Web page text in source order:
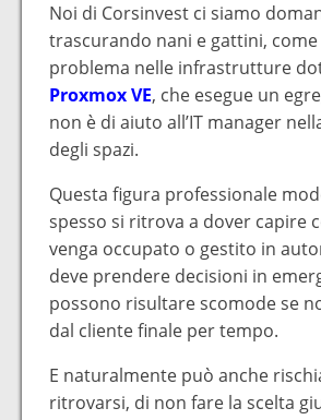
Noi di Corsinvest ci siamo
trascurando nani e gattini,
problema nelle infrastrutture
Proxmox VE, che esegue un
non è di aiuto all’IT manager
degli spazi.
Questa figura professionale
spesso si ritrova a dover capire
venga occupato o gestito in
deve prendere decisioni in
possono risultare scomode se
dal cliente finale per tempo.
E naturalmente può anche
ritrovarsi, di non fare la scelta